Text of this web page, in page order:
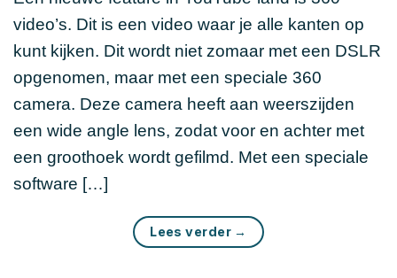
video’s. Dit is een video waar je alle kanten op
kunt kijken. Dit wordt niet zomaar met een DSLR
opgenomen, maar met een speciale 360
camera. Deze camera heeft aan weerszijden
een wide angle lens, zodat voor en achter met
een groothoek wordt gefilmd. Met een speciale
software […]
Lees verder →